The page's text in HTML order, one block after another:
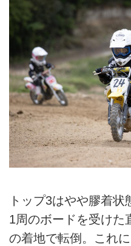
トップ3はやや膠着状
1周のボードを受けた
の着地で転倒。これ